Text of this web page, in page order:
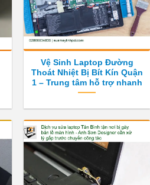
Vệ Sinh Laptop Đường
Thoát Nhiệt Bị Bít Kín Quận
1 – Trung tâm hỗ trợ nhanh